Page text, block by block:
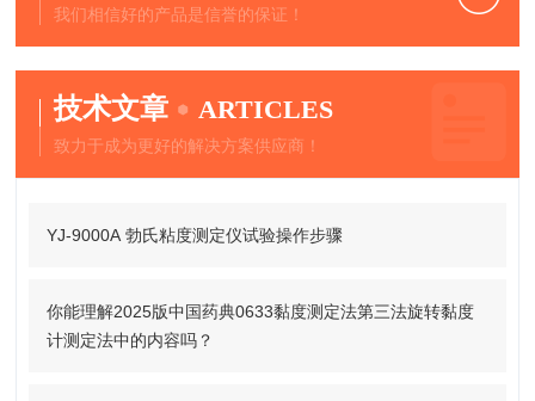
我们相信好的产品是信誉的保证！
技术文章 ARTICLES
致力于成为更好的解决方案供应商！
YJ-9000A 勃氏粘度测定仪试验操作步骤
你能理解2025版中国药典0633黏度测定法第三法旋转黏度
计测定法中的内容吗？